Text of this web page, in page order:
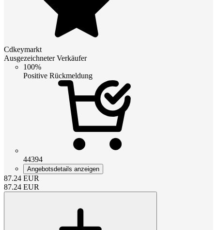
Cdkeymarkt
Ausgezeichneter Verkäufer
100%
Positive Rückmeldung
44394
Angebotsdetails anzeigen
87.24 EUR
87.24 EUR